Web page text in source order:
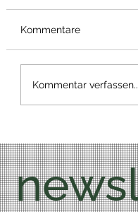
Kommentare
Kommentar